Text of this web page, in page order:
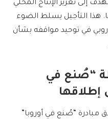
إلى تعزيز الإنتاج المحلي
هذا التأجيل يسلط الضوء
في توحيد مواقفه بشأن
“صُنع في
إطلاقها
مبادرة “صُنع في أوروبا”